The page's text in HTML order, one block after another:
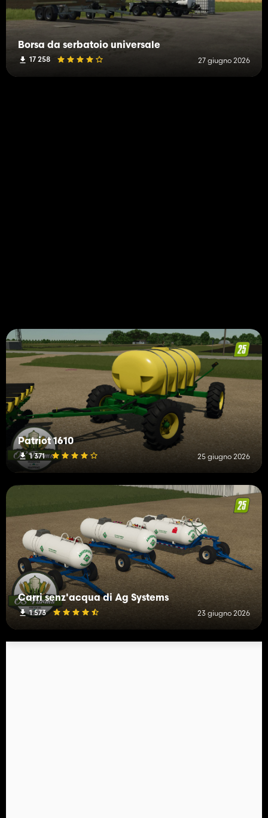
Borsa da serbatoio universale
17 258 27 giugno 2026
Patriot 1610
1 371 25 giugno 2026
Carri senz'acqua di Ag Systems
1 573 23 giugno 2026